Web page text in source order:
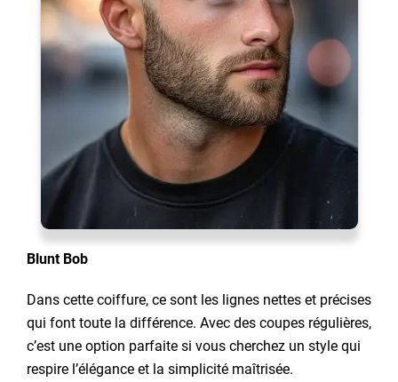
Blunt Bob
Dans cette coiffure, ce sont les lignes nettes et précises
qui font toute la différence. Avec des coupes régulières,
c’est une option parfaite si vous cherchez un style qui
respire l’élégance et la simplicité maîtrisée.